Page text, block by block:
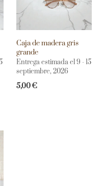
Caja de madera gris
grande
Entrega estimada el 9 - 15
septiembre, 2026
5,00€